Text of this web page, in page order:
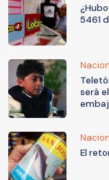
5461
será
El